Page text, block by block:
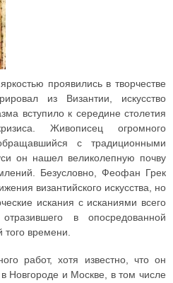
проявились в творчестве
из Византии, искусство
вступило к середине столетия
Живописец огромного
с традиционными
он нашел великолепную почву
Безусловно, Феофан Грек
византийского искусства, но
искания с исканиями всего
отразившего в опосредованной
того времени.
работ, хотя известно, что он
Новгороде и Москве, в том числе